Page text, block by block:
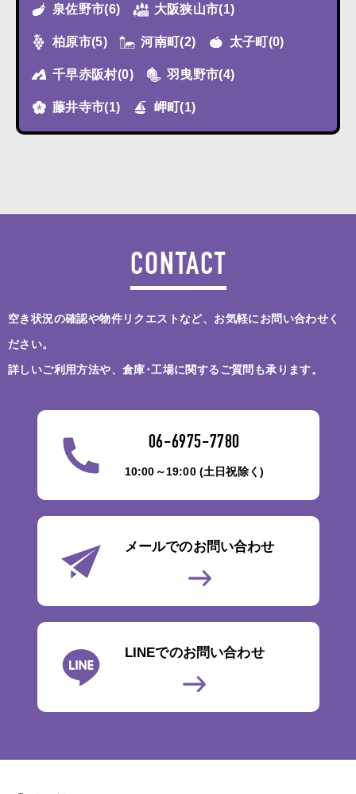
泉佐野市(6) 大阪狭山市(1)
柏原市(5) 河南町(2) 太子町(0)
千早赤阪村(0) 羽曳野市(4)
藤井寺市(1) 岬町(1)
CONTACT
空き状況の確認や物件リクエストなど、お気軽にお問い合わせく
ださい。
詳しいご利用方法や、倉庫･工場に関するご質問も承ります。
06-6975-7780
10:00～19:00 (土日祝除く)
メールでのお問い合わせ
LINEでのお問い合わせ